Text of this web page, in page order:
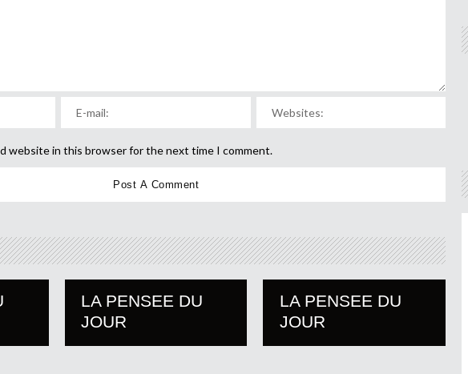
website in this browser for the next time I comment.
LA PENSEE DU
JOUR
LA PENSEE DU
JOUR